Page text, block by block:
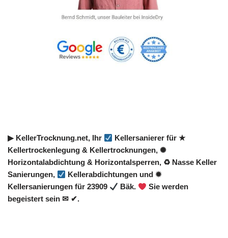
▶︎ KellerTrocknung.net, Ihr
Kellersanierer für ★
Kellertrockenlegung & Kellertrocknungen, ✺
Horizontalabdichtung & Horizontalsperren, ♻ Nasse Keller
Sanierungen,
Kellerabdichtungen und ✹
Kellersanierungen für 23909
Bäk.
Sie werden
begeistert sein ✉ ✔.